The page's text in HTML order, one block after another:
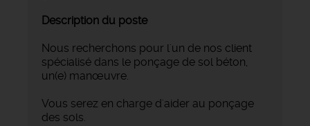
Description du poste
Nous recherchons pour l'un de nos client
spécialisé dans le ponçage de sol béton,
un(e) manœuvre.
Vous serez en charge d'aider au ponçage
des sols.